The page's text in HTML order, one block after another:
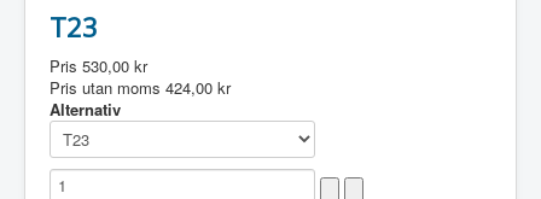
T23
Pris 530,00 kr
Pris utan moms 424,00 kr
Alternativ